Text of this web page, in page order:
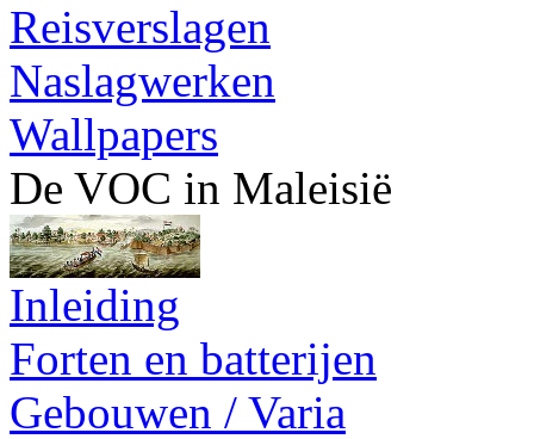
Reisverslagen
Naslagwerken
Wallpapers
De VOC in Maleisië
Inleiding
Forten en batterijen
Gebouwen / Varia